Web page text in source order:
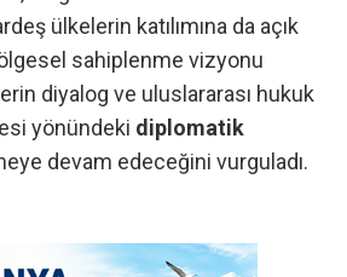
ülkelerin katılımına da açık
sahiplenme vizyonu
diyalog ve uluslararası hukuk
yönündeki diplomatik
devam edeceğini vurguladı.